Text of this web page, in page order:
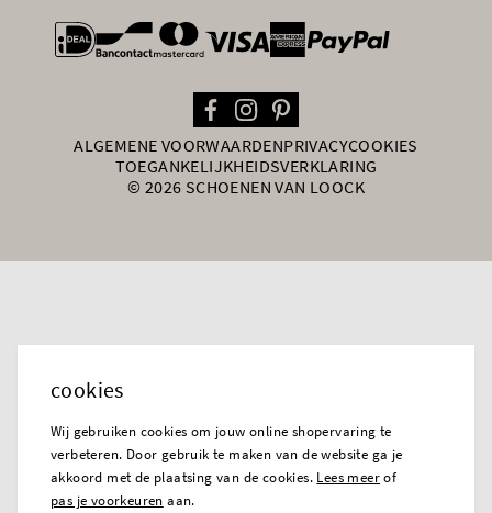
general.paymentOptions
ALGEMENE VOORWAARDENPRIVACYCOOKIES
TOEGANKELIJKHEIDSVERKLARING
© 2026 SCHOENEN VAN LOOCK
cookies
Wij gebruiken cookies om jouw online shopervaring te
verbeteren. Door gebruik te maken van de website ga je
akkoord met de plaatsing van de cookies. Lees meerof
pas je voorkeuren aan.